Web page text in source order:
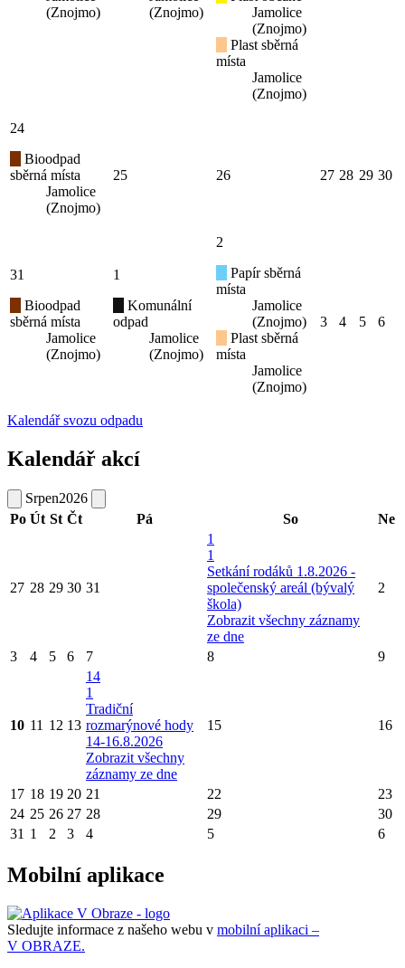
(Znojmo)
(Znojmo)
Jamolice
(Znojmo)
Plast sběrná
místa
Jamolice
(Znojmo)
24
Bioodpad
sběrná místa
Jamolice
(Znojmo)
25 26 27 28 29 30
31
Bioodpad
sběrná místa
Jamolice
(Znojmo)
1
Komunální
odpad
Jamolice
(Znojmo)
2
Papír sběrná
místa
Jamolice
(Znojmo)
Plast sběrná
místa
Jamolice
(Znojmo)
3 4 5 6
Kalendář svozu odpadu
Kalendář akcí
Srpen2026
Po Út St Čt Pá So Ne
27 28 29 30 31
1
1
Setkání rodáků 1.8.2026 -
společenský areál (bývalý
škola)
Zobrazit všechny záznamy
ze dne
2
3 4 5 6 7 8 9
10 11 12 13
14
1
Tradiční
rozmarýnové hody
14-16.8.2026
Zobrazit všechny
záznamy ze dne
15 16
17 18 19 20 21 22
23
24 25 26 27 28 29
30
31 1 2 3 4 5 6
Mobilní aplikace
Sledujte informace z našeho webu v mobilní aplikaci –
V OBRAZE.